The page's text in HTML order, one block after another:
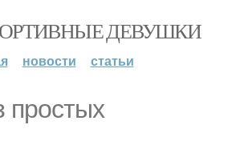
ДЕВУШКИ
новости статьи
простых